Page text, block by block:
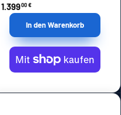
1.39900 €
In den Warenkorb